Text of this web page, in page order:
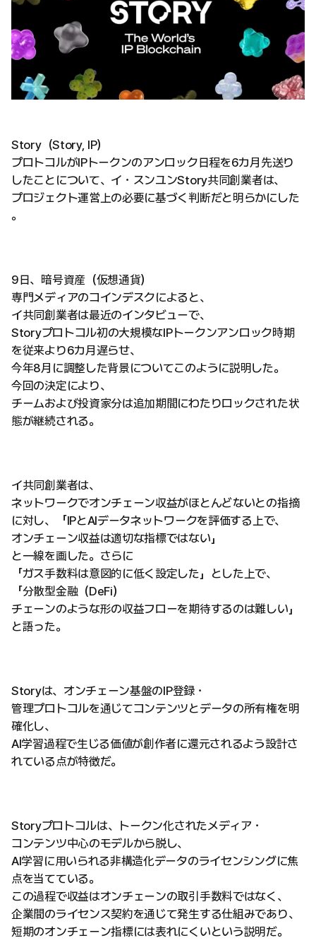
Story（Story, IP）
プロトコルがIPトークンのアンロック日程を6カ月先送り
したことについて、イ・スンユンStory共同創業者は、
プロジェクト運営上の必要に基づく判断だと明らかにした
。
9日、暗号資産（仮想通貨）
専門メディアのコインデスクによると、
イ共同創業者は最近のインタビューで、
Storyプロトコル初の大規模なIPトークンアンロック時期
を従来より6カ月遅らせ、
今年8月に調整した背景についてこのように説明した。
今回の決定により、
チームおよび投資家分は追加期間にわたりロックされた状
態が継続される。
イ共同創業者は、
ネットワークでオンチェーン収益がほとんどないとの指摘
に対し、「IPとAIデータネットワークを評価する上で、
オンチェーン収益は適切な指標ではない」
と一線を画した。さらに
「ガス手数料は意図的に低く設定した」とした上で、
「分散型金融（DeFi）
チェーンのような形の収益フローを期待するのは難しい」
と語った。
Storyは、オンチェーン基盤のIP登録・
管理プロトコルを通じてコンテンツとデータの所有権を明
確化し、
AI学習過程で生じる価値が創作者に還元されるよう設計さ
れている点が特徴だ。
Storyプロトコルは、トークン化されたメディア・
コンテンツ中心のモデルから脱し、
AI学習に用いられる非構造化データのライセンシングに焦
点を当てている。
この過程で収益はオンチェーンの取引手数料ではなく、
企業間のライセンス契約を通じて発生する仕組みであり、
短期のオンチェーン指標には表れにくいという説明だ。